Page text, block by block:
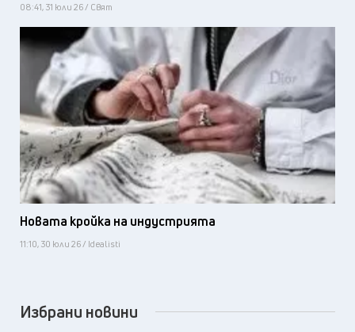
08:41, 31 юли 26 / Свят
Новата кройка на индустрията
11:10, 30 юли 26 / Idealisti
Избрани новини